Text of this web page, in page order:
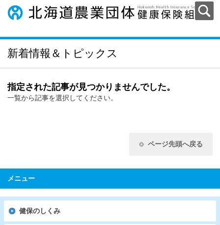
新着情報＆トピックス
指定された記事が見つかりませんでした。
一覧から記事を選択してください。
ページ先頭へ戻る
メニュー
健保のしくみ